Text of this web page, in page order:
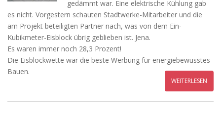
gedämmt war. Eine elektrische Kühlung gab
es nicht. Vorgestern schauten Stadtwerke-Mitarbeiter und die
am Projekt beteiligten Partner nach, was von dem Ein-
Kubikmeter-Eisblock übrig geblieben ist. Jena.
Es waren immer noch 28,3 Prozent!
Die Eisblockwette war die beste Werbung für energiebewusstes
Bauen.
WEITERLESEN